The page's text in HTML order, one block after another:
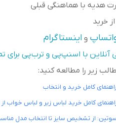
هدیه با هماهنگی قبلی
خرید
و اینستاگرام
آنلاین با اسنپ‌پی و ترب‌پی
زیر را مطالعه کنید:
کامل خرید و انتخاب
کامل خرید لباس زیر و لباس خواب
از تشخیص سایز تا انتخاب مدل